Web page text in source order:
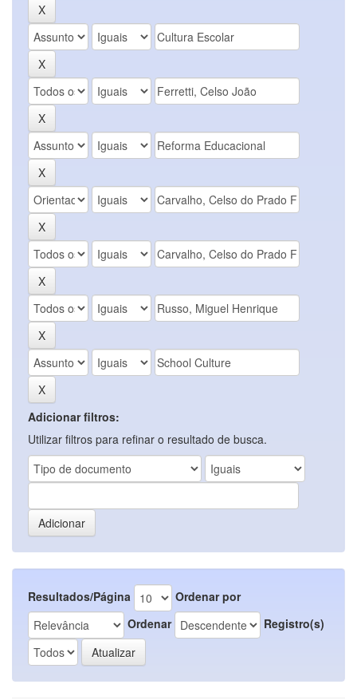
Adicionar filtros:
Utilizar filtros para refinar o resultado de busca.
Resultados/Página
Ordenar por
Ordenar
Registro(s)